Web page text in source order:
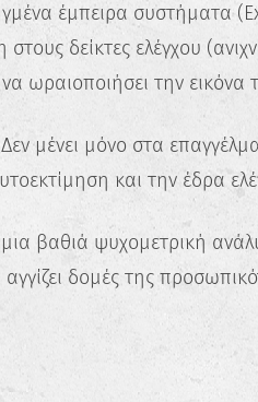
Δωρεάν Τεστ
τις πραγματικές σου
και σχεδίασε την ιδανική
Ξεκίνα τώρα
έμπειρα συστήματα
δείκτες ελέγχου
ωραιοποιήσει την εικόνα
μένει μόνο στα
και την έδρα
βαθιά ψυχομετρική
δομές της